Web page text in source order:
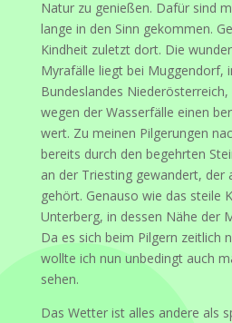
Natur zu genießen. Dafür sind
lange in den Sinn gekommen.
Kindheit zuletzt dort. Die
Myrafälle liegt bei Muggendorf,
Bundeslandes
wegen der Wasserfälle einen
wert. Zu meinen Pilgerungen
bereits durch den begehrten
an der Triesting gewandert, der
gehört. Genauso wie das steile
Unterberg, in dessen Nähe der
Da es sich beim Pilgern zeitlich
wollte ich nun unbedingt auch
sehen.
Das Wetter ist alles andere als